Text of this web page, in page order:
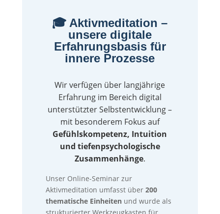
🎓 Aktivmeditation –
unsere digitale
Erfahrungsbasis für
innere Prozesse
Wir verfügen über langjährige
Erfahrung im Bereich digital
unterstützter Selbstentwicklung –
mit besonderem Fokus auf
Gefühlskompetenz, Intuition
und tiefenpsychologische
Zusammenhänge.
Unser Online-Seminar zur
Aktivmeditation umfasst über200
thematische Einheiten und wurde als
strukturierter Werkzeugkasten für